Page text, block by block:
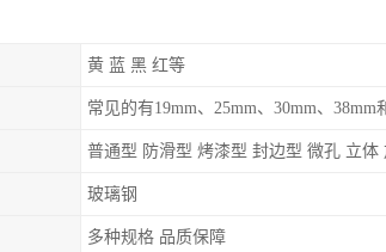
黄 蓝 黑 红等
玻璃钢
多种规格 品质保障